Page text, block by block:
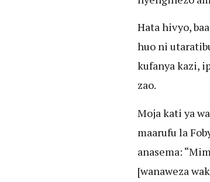
Hata hivyo,
huo ni
kufanya kazi,
zao.
Moja kati ya
maarufu la
anasema:
[wanaweza